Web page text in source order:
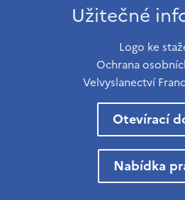
Užitečné
Logo ke
Ochrana
Velvyslanectví
Otevírací
Nabídka